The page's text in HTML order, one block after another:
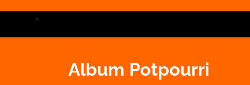
Album Potpourri